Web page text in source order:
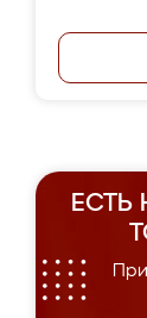
ЕСТЬ